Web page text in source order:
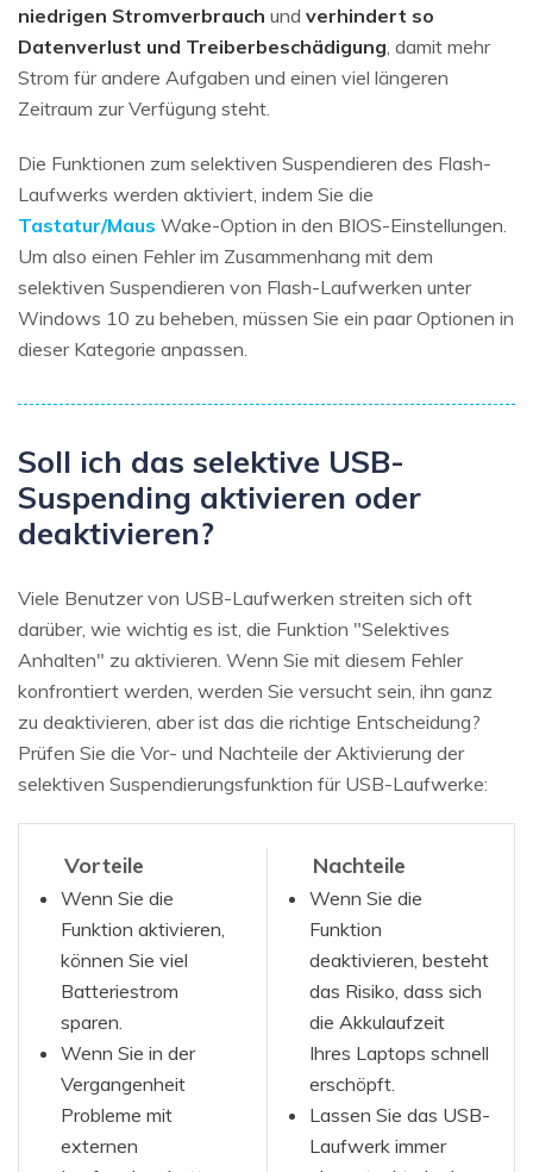
niedrigen Stromverbrauch und verhindert so
Datenverlust und Treiberbeschädigung , damit mehr
Strom für andere Aufgaben und einen viel längeren
Zeitraum zur Verfügung steht.
Die Funktionen zum selektiven Suspendieren des Flash-
Laufwerks werden aktiviert, indem Sie die
Tastatur/Maus Wake-Option in den BIOS-Einstellungen.
Um also einen Fehler im Zusammenhang mit dem
selektiven Suspendieren von Flash-Laufwerken unter
Windows 10 zu beheben, müssen Sie ein paar Optionen in
dieser Kategorie anpassen.
Soll ich das selektive USB-
Suspending aktivieren oder
deaktivieren?
Viele Benutzer von USB-Laufwerken streiten sich oft
darüber, wie wichtig es ist, die Funktion "Selektives
Anhalten" zu aktivieren. Wenn Sie mit diesem Fehler
konfrontiert werden, werden Sie versucht sein, ihn ganz
zu deaktivieren, aber ist das die richtige Entscheidung?
Prüfen Sie die Vor- und Nachteile der Aktivierung der
selektiven Suspendierungsfunktion für USB-Laufwerke:
Vorteile
Wenn Sie die
Funktion aktivieren,
können Sie viel
Batteriestrom
sparen.
Wenn Sie in der
Vergangenheit
Probleme mit
externen
Nachteile
Wenn Sie die
Funktion
deaktivieren, besteht
das Risiko, dass sich
die Akkulaufzeit
Ihres Laptops schnell
erschöpft.
Lassen Sie das USB-
Laufwerk immer